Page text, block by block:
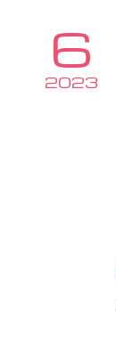
6
2023